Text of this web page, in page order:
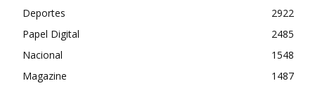
Deportes
2922
Papel Digital
2485
Nacional
1548
Magazine
1487